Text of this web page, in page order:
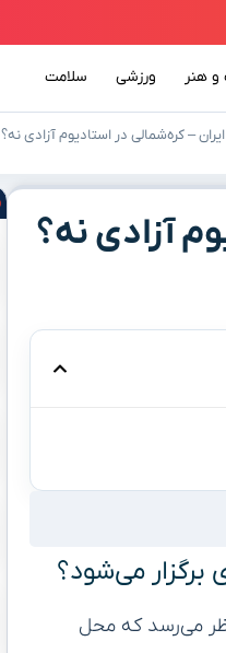
هنر ورزشی سلامت
– کره‌شمالی در استادیوم آزادی نه؟
آزادی نه؟
می‌شود؟
می‌رسد که محل